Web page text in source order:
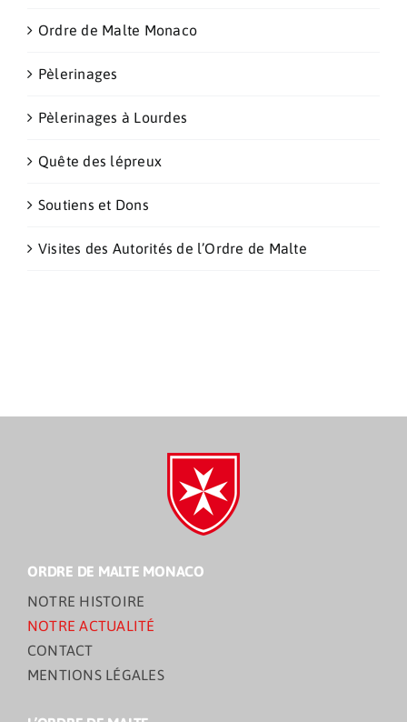
Ordre de Malte Monaco
Pèlerinages
Pèlerinages à Lourdes
Quête des lépreux
Soutiens et Dons
Visites des Autorités de l’Ordre de Malte
ORDRE DE MALTE MONACO
NOTRE HISTOIRE
NOTRE ACTUALITÉ
CONTACT
MENTIONS LÉGALES